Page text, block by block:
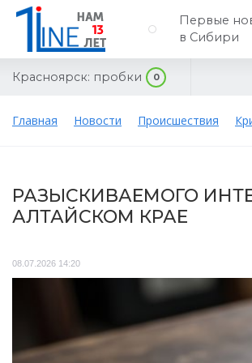
Первые
в Сибири
Красноярск: пробки 0
Главная Новости Происшествия
РАЗЫСКИВАЕМОГО
АЛТАЙСКОМ КРАЕ
08.07.2026 14:20